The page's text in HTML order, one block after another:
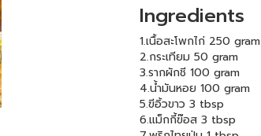
Ingredients
1.เนื้อสะโพกไก่ 250 gram
2.กระเทียม 50 gram
3.รากผักชี 100 gram
4.น้ำมันหอย 100 gram
5.ฃีอิ้วขาว 3 tbsp
6.แม็กกี้ฃ๊อส 3 tbsp